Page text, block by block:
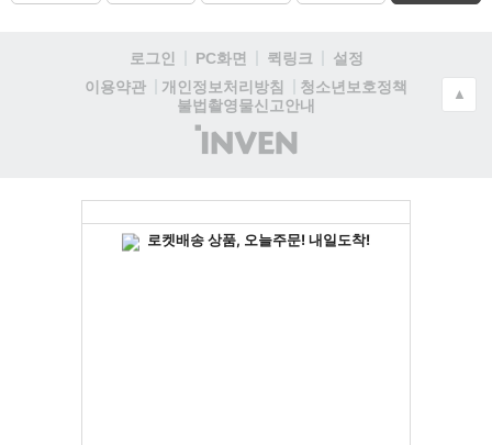
로그인 PC화면 퀵링크
설정
이용약관
개인정보처리방침
청소년보호정책
불법촬영물신고안내
(주)
인
▲